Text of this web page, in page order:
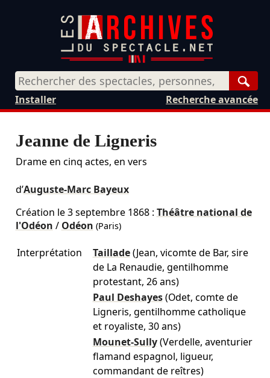
Recherche avancée
Installer
Jeanne de Ligneris
Drame en cinq actes, en vers
d’Auguste-Marc Bayeux
Création le3 septembre 1868: Théâtre national de
l'Odéon / Odéon (Paris)
Interprétation Taillade (Jean, vicomte de Bar, sire
de La Renaudie, gentilhomme
protestant, 26 ans)
Paul Deshayes (Odet, comte de
Ligneris, gentilhomme catholique
et royaliste, 30 ans)
Mounet-Sully (Verdelle, aventurier
flamand espagnol, ligueur,
commandant de reîtres)